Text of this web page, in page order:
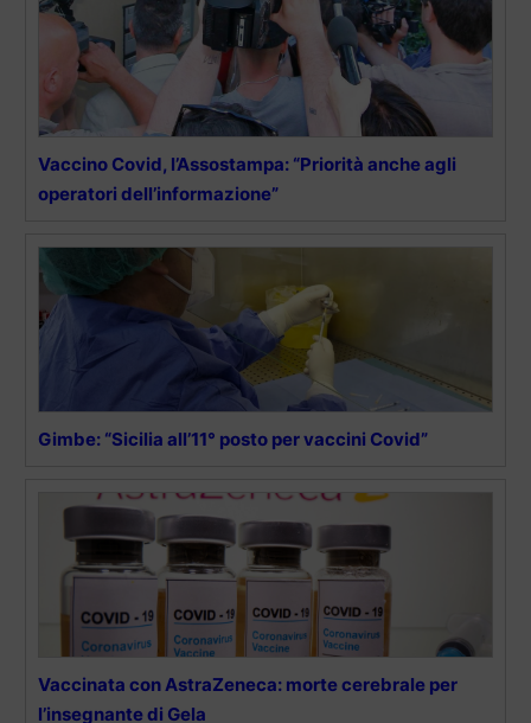
Vaccino Covid, l’Assostampa: “Priorità anche agli
operatori dell’informazione”
Gimbe: “Sicilia all’11° posto per vaccini Covid”
Vaccinata con AstraZeneca: morte cerebrale per
l’insegnante di Gela